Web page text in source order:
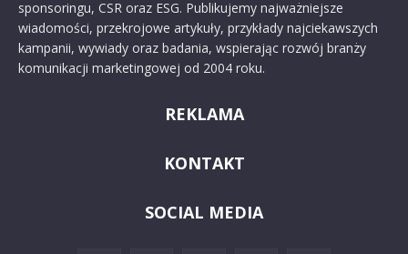
sponsoringu, CSR oraz ESG. Publikujemy najważniejsze
wiadomości, przekrojowe artykuły, przykłady najciekawszych
kampanii, wywiady oraz badania, wspierając rozwój branży
komunikacji marketingowej od 2004 roku.
REKLAMA
KONTAKT
SOCIAL MEDIA